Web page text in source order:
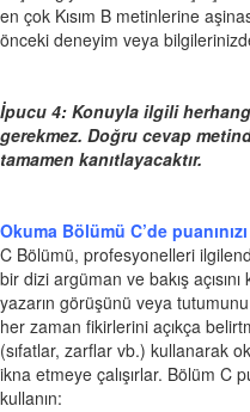
en çok Kısım B metinlerine
önceki deneyim veya
İpucu 4: Konuyla ilgili
gerekmez. Doğru cevap
tamamen kanıtlayacaktır.
Okuma Bölümü C’de puanınızı
C Bölümü, profesyonelleri
bir dizi argüman ve bakış
yazarın görüşünü veya
her zaman fikirlerini açıkça
(sıfatlar, zarflar vb.) kullanarak
ikna etmeye çalışırlar. Bölüm C
kullanın: